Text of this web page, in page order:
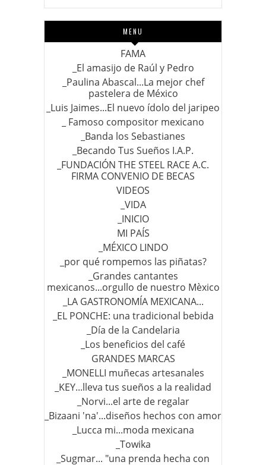
MENU
FAMA
_El amasijo de Raúl y Pedro
_Paulina Abascal...La mejor chef
pastelera de México
_Luis Jaimes...El nuevo ídolo del jaripeo
_ Famoso compositor mexicano
_Banda los Sebastianes
_Becando Tus Sueños I.A.P.
_FUNDACIÓN THE STEEL RACE A.C.
FIRMA CONVENIO DE BECAS
VIDEOS
_VIDA
_INICIO
MI PAÍS
_MÉXICO LINDO
_por qué rompemos las piñatas?
_Grandes cantantes
mexicanos...orgullo de nuestro Mèxico
_LA GASTRONOMÍA MEXICANA...
_EL PONCHE: una tradicional bebida
_Día de la Candelaria
_Los beneficios del café
GRANDES MARCAS
_MONELLI muñecas artesanales
_KEY...lleva tus sueños a la realidad
_Norvi...el arte de regalar
_Bizaani 'na'...diseños hechos con amor
_Lucca mi...moda mexicana
_Towika
_Sugmar... "una prenda hecha con